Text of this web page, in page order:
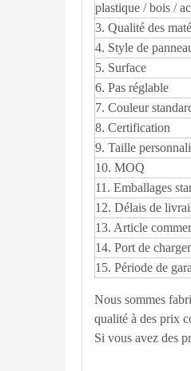
plastique / bois /
3. Qualité des
4. Style de
5. Surface
6. Pas réglable
7. Couleur
8. Certification
9. Taille
10. MOQ
11. Emballages
12. Délais de
13. Article
14. Port de
15. Période de
Nous sommes
qualité à des prix
Si vous avez des